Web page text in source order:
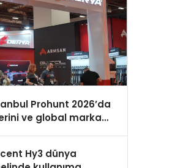
Prohunt 2026’da
ve global marka
Hy3 dünya